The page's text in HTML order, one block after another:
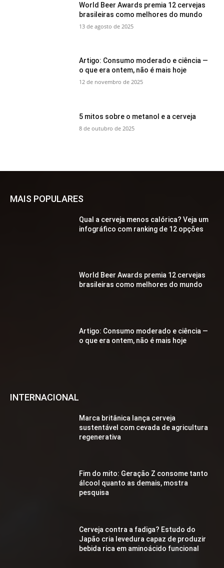
World Beer Awards premia 12 cervejas
brasileiras como melhores do mundo
13 de agosto de 2025
Artigo: Consumo moderado e ciência —
o que era ontem, não é mais hoje
12 de novembro de 2025
5 mitos sobre o metanol e a cerveja
8 de outubro de 2025
MAIS POPULARES
Qual a cerveja menos calórica? Veja um
infográfico com ranking de 12 opções
World Beer Awards premia 12 cervejas
brasileiras como melhores do mundo
Artigo: Consumo moderado e ciência —
o que era ontem, não é mais hoje
INTERNACIONAL
Marca britânica lança cerveja
sustentável com cevada de agricultura
regenerativa
Fim do mito: Geração Z consome tanto
álcool quanto as demais, mostra
pesquisa
Cerveja contra a fadiga? Estudo do
Japão cria levedura capaz de produzir
bebida rica em aminoácido funcional